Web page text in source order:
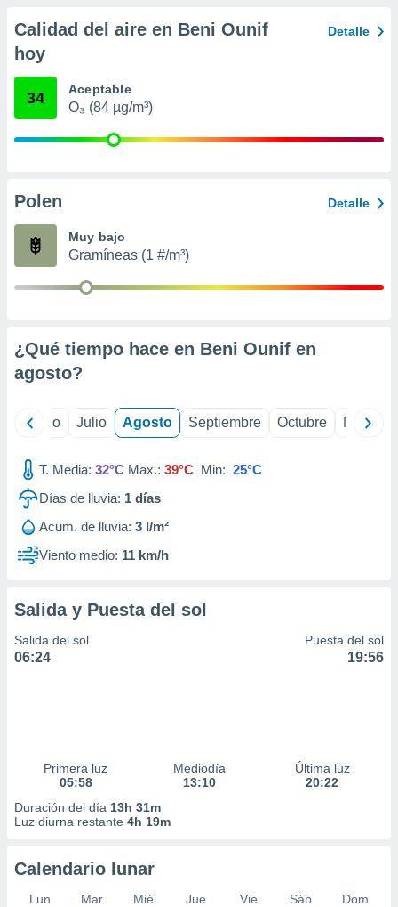
e
mediante
publicidad
de
Calidad del aire en Beni Ounif
hoy
Detalle
34 Aceptable
O₃ (84 µg/m³)
Polen Detalle
Muy bajo
Gramíneas (1 #/m³)
¿Qué tiempo hace en Beni Ounif en
agosto?
Junio Julio Agosto Septiembre Octubre
T. Media: 32°C Max.: 39°C Min: 25°C
Días de lluvia: 1 días
Acum. de lluvia: 3 l/m²
Viento medio: 11 km/h
Salida y Puesta del sol
Salida del sol
06:24
Puesta del sol
19:56
Primera luz
05:58
Mediodía
13:10
Última luz
20:22
Duración del día 13h 31m
Luz diurna restante 4h 19m
Calendario lunar
Lun Mar Mié Jue Vie Sáb
Dom